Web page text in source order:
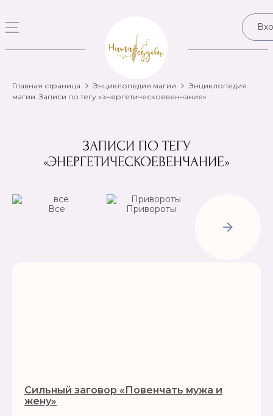
Главная страница Энциклопедия магии
Энциклопедия
магии. Записи по тегу «энергетическоевенчание»
ЗАПИСИ ПО ТЕГУ
«ЭНЕРГЕТИЧЕСКОЕВЕНЧАНИЕ»
Все
Привороты
Рассорки
Сильный заговор «Повенчать мужа и
жену»